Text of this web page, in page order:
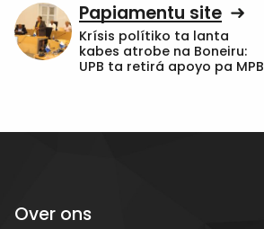
Papiamentu site
Krísis polítiko ta lanta
kabes atrobe na Boneiru:
UPB ta retirá apoyo pa MPB
Over ons